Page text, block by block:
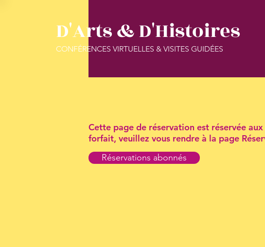
D'Arts & D'Histoires
CONFÉRENCES VIRTUELLES & VISITES GUIDÉES
Cette page de réservation est réservée
forfait, veuillez vous rendre à la page
Réservations abonnés